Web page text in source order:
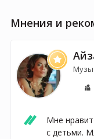
Мнения и
Мне
с детьми.